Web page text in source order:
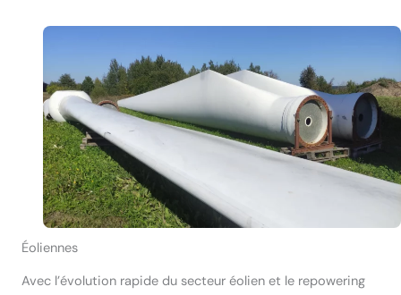
Éoliennes
Avec l’évolution rapide du secteur éolien et le repowering